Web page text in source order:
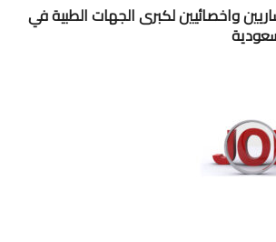
واخصائيين لكبرى الجهات الطبية في